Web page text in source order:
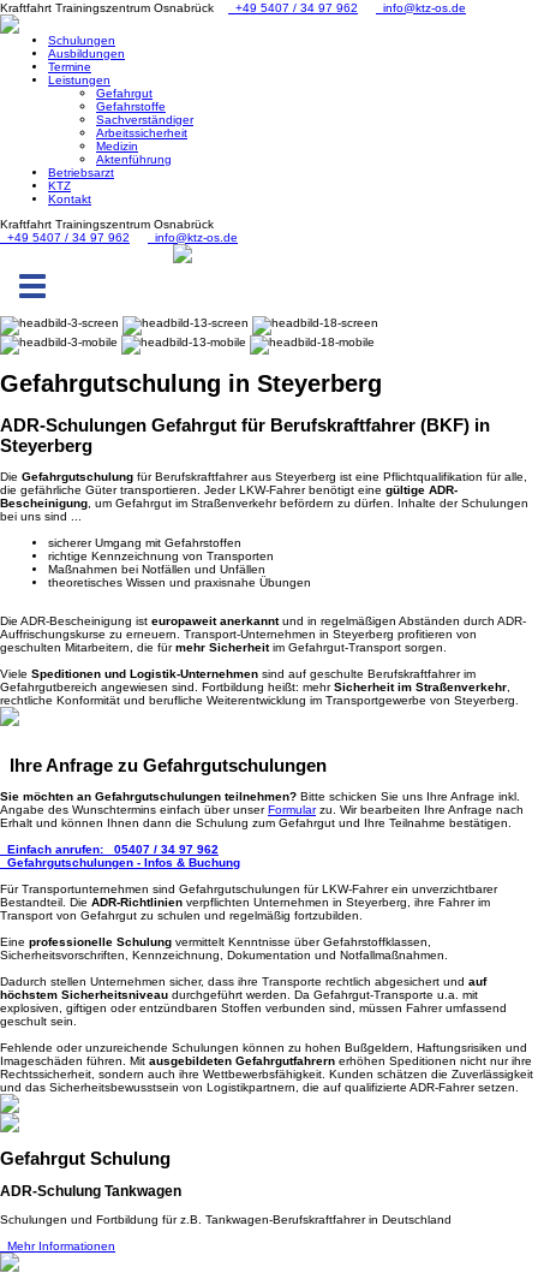
Kraftfahrt Trainingszentrum Osnabrück +49 5407 / 34 97 962 info@ktz-os.de
Schulungen
Ausbildungen
Termine
Leistungen
Gefahrgut
Gefahrstoffe
Sachverständiger
Arbeitssicherheit
Medizin
Aktenführung
Betriebsarzt
KTZ
Kontakt
Kraftfahrt Trainingszentrum Osnabrück
+49 5407 / 34 97 962
info@ktz-os.de
Toggle
navigation
Gefahrgutschulung in Steyerberg
ADR-Schulungen Gefahrgut für Berufskraftfahrer (BKF) in
Steyerberg
Die Gefahrgutschulung für Berufskraftfahrer aus Steyerberg ist eine Pflichtqualifikation für alle,
die gefährliche Güter transportieren. Jeder LKW-Fahrer benötigt eine gültige ADR-
Bescheinigung, um Gefahrgut im Straßenverkehr befördern zu dürfen. Inhalte der Schulungen
bei uns sind ...
sicherer Umgang mit Gefahrstoffen
richtige Kennzeichnung von Transporten
Maßnahmen bei Notfällen und Unfällen
theoretisches Wissen und praxisnahe Übungen
Die ADR-Bescheinigung ist europaweit anerkanntund in regelmäßigen Abständen durch ADR-
Auffrischungskurse zu erneuern. Transport-Unternehmen in Steyerberg profitieren von
geschulten Mitarbeitern, die fürmehr Sicherheitim Gefahrgut-Transport sorgen.
Viele Speditionen und Logistik-Unternehmen sind auf geschulte Berufskraftfahrer im
Gefahrgutbereich angewiesen sind. Fortbildung heißt: mehrSicherheit im Straßenverkehr,
rechtliche Konformität und berufliche Weiterentwicklung im Transportgewerbe von Steyerberg.
Ihre Anfrage zu Gefahrgutschulungen
Sie möchten an Gefahrgutschulungen teilnehmen? Bitte schicken Sie uns Ihre Anfrage inkl.
Angabe des Wunschtermins einfach über unserFormularzu. Wir bearbeiten Ihre Anfrage nach
Erhalt und können Ihnen dann die Schulung zum Gefahrgut und Ihre Teilnahme bestätigen.
Einfach anrufen:
05407 / 34 97 962
Gefahrgutschulungen - Infos & Buchung
Für Transportunternehmen sind Gefahrgutschulungen für LKW-Fahrer ein unverzichtbarer
Bestandteil. Die ADR-Richtlinien verpflichten Unternehmen in Steyerberg, ihre Fahrer im
Transport von Gefahrgut zu schulen und regelmäßig fortzubilden.
Eine professionelle Schulung vermittelt Kenntnisse über Gefahrstoffklassen,
Sicherheitsvorschriften, Kennzeichnung, Dokumentation und Notfallmaßnahmen.
Dadurch stellen Unternehmen sicher, dass ihre Transporte rechtlich abgesichert und auf
höchstem Sicherheitsniveau durchgeführt werden. Da Gefahrgut-Transporte u.a. mit
explosiven, giftigen oder entzündbaren Stoffen verbunden sind, müssen Fahrer umfassend
geschult sein.
Fehlende oder unzureichende Schulungen können zu hohen Bußgeldern, Haftungsrisiken und
Imageschäden führen. Mit ausgebildeten Gefahrgutfahrern erhöhen Speditionen nicht nur ihre
Rechtssicherheit, sondern auch ihre Wettbewerbsfähigkeit. Kunden schätzen die Zuverlässigkeit
und das Sicherheitsbewusstsein von Logistikpartnern, die auf qualifizierte ADR-Fahrer setzen.
Gefahrgut Schulung
ADR-Schulung Tankwagen
Schulungen und Fortbildung für z.B. Tankwagen-Berufskraftfahrer in Deutschland
Mehr Informationen